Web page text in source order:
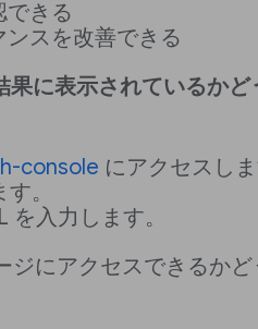
できる
スを改善できる
に表示されているかど
console にアクセスしま
。
入力します。
ジにアクセスできるかど